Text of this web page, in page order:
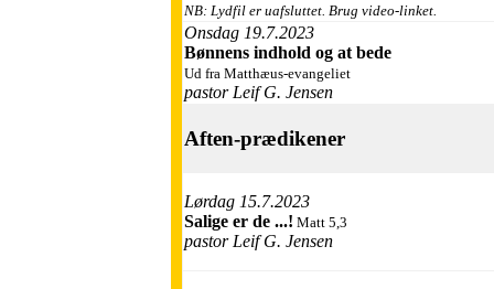
NB: Lydfil er uafsluttet. Brug video-linket.
Onsdag 19.7.2023
Bønnens indhold og at bede
Ud fra Matthæus-evangeliet
pastor Leif G. Jensen
Aften-prædikener
Lørdag 15.7.2023
Salige er de ...! Matt 5,3
pastor Leif G. Jensen